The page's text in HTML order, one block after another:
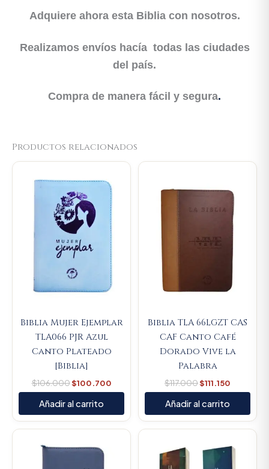
Adquiere ahora esta Biblia con nosotros.
Realizamos envíos hacía todas las ciudades
del país.
Compra de manera fácil y segura.
Productos relacionados
Biblia Mujer Ejemplar
TLA066 PJR Azul
Canto Plateado
[Biblia]
$106.000
$106.000.
$100.700
Current
is:
$100.700.
Añadir al carrito
Biblia TLA 66LGZT CAS
CAF Canto Café
Dorado Vive la
Palabra
$117.000
$117.000.
$111.150
Current
$111.150.
Añadir al carrito
Current